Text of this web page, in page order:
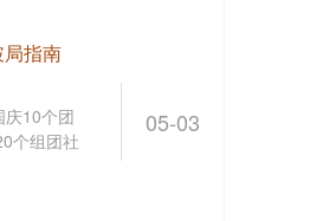
05-03
指南
庆10个团
个组团社